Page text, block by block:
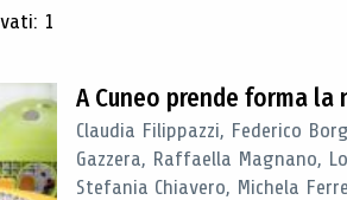
di ricerca
1
A Cuneo prende forma
Claudia Filippazzi, Federico
Gazzera, Raffaella Magnano,
Stefania Chiavero, Michela